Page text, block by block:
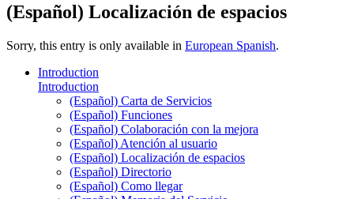
(Español) Localización de espacios
Sorry, this entry is only available in European Spanish.
Introduction
Introduction
(Español) Carta de Servicios
(Español) Funciones
(Español) Colaboración con la mejora
(Español) Atención al usuario
(Español) Localización de espacios
(Español) Directorio
(Español) Como llegar